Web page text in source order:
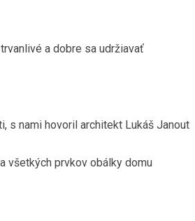
a dobre sa udržiavať
s nami hovoril architekt Lukáš Janout
všetkých prvkov obálky domu